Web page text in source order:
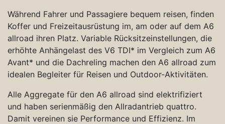
Während Fahrer und Passagiere bequem reisen, finden
Koffer und Freizeitausrüstung im, am oder auf dem A6
allroad ihren Platz. Variable Rücksitzeinstellungen, die
erhöhte Anhängelast des V6 TDI* im Vergleich zum A6
Avant* und die Dachreling machen den A6 allroad zum
idealen Begleiter für Reisen und Outdoor-Aktivitäten.
Alle Aggregate für den A6 allroad sind elektrifiziert
und haben serienmäßig den Allradantrieb quattro.
Damit vereinen sie Performance und Effizienz. Im